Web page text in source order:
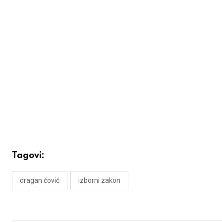
Tagovi:
dragan čović izborni zakon